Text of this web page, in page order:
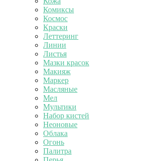
Комиксы
Космос
Краски
Леттеринг
Линии
Листья
Мазки красок
Макияж
Маркер
Масляные
Мел
Мультики
Набор кистей
Неоновые
Облака
Огонь
Палитра